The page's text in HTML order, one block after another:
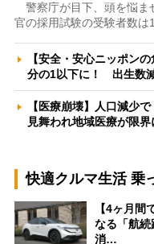
警察庁が目下、頭を悩ま
官の採用試験の受験者数は
【安全・安心ニッポン
分の1以下に！ 出生数
【医療崩壊】人口減少
見舞われ地域医療が限
快適クルマ生活 乗
【4ヶ月間
なる「航続
消…